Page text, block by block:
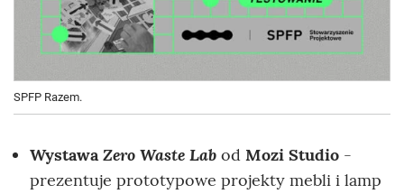
SPFP Razem.
WystawaZero Waste Lab od Mozi Studio -
prezentuje prototypowe projekty mebli i lamp